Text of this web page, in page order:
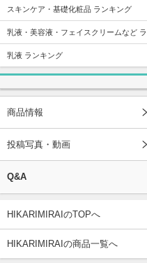
スキンケア・基礎化粧品 ランキング
乳液・美容液・フェイスクリームなど
乳液 ランキング
商品情報
投稿写真・動画
Q&A
HIKARIMIRAIのTOPへ
HIKARIMIRAIの商品一覧へ